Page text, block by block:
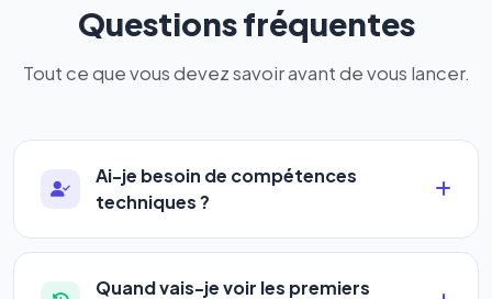
Questions fréquentes
Tout ce que vous devez savoir avant de vous lancer.
Ai-je besoin de compétences
techniques ?
Absolument pas. Notre logiciel a été conçu pour
être accessible àtous les profils: artisans,
Quand vais-je voir les premiers